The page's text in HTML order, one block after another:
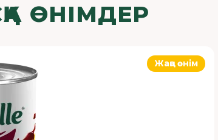
ӨНІМДЕР
Жаңа өнім